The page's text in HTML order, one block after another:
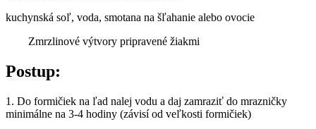
kuchynská soľ, voda, smotana na šľahanie alebo ovocie
Zmrzlinové výtvory pripravené žiakmi
Postup:
1. Do formičiek na ľad nalej vodu a daj zamraziť do mrazničky
minimálne na 3-4 hodiny (závisí od veľkosti formičiek)